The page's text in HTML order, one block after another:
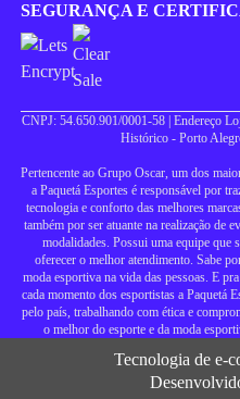
SEGURANÇA E
CNPJ: 54.650.901/0001-58 | Endereço
Histórico - Porto
Pertencente ao Grupo Oscar, um dos
a Paquetá Esportes é responsável por
tecnologia e conforto das melhores
também por ser atuante na realização de
modalidades. Possui uma equipe que
oferecer o melhor atendimento. Sabe
moda esportiva na vida das pessoas. E
cada momento dos esportistas a Paquetá
pelo país, trabalhando com ética e
o melhor do esporte e da moda
Tecnologia de e-